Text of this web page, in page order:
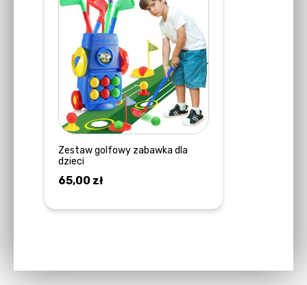
Zestaw golfowy zabawka dla
dzieci
65,00 zł